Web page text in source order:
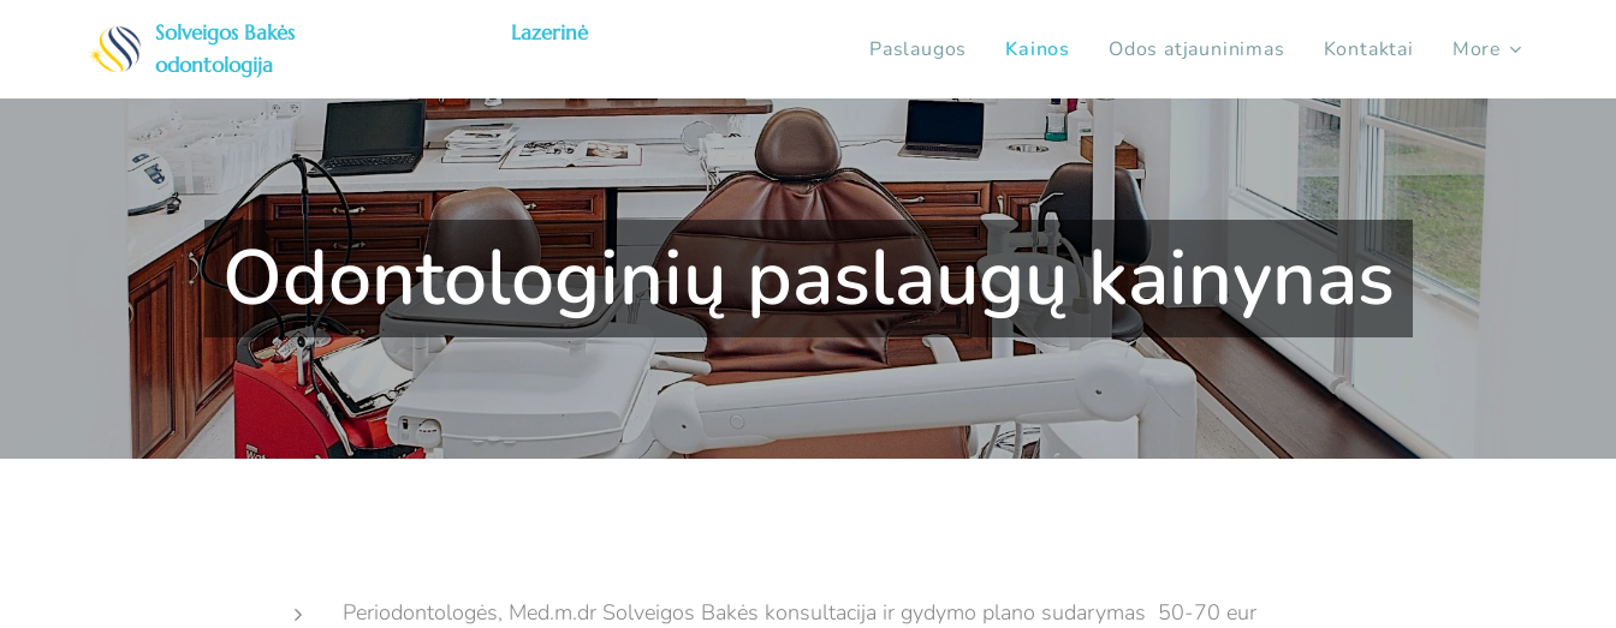
Solveigos Bakės Lazerinė
odontologija
Paslaugos Kainos Odos atjauninimas Kontaktai More
Odontologinių paslaugų kainynas
Periodontologės, Med.m.dr Solveigos Bakės konsultacija ir gydymo plano sudarymas 50-70 eur